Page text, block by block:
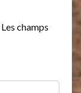
Les champs